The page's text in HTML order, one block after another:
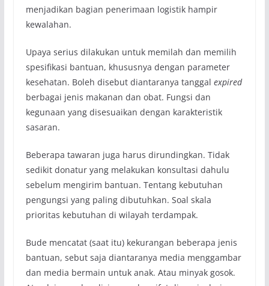
menjadikan bagian penerimaan logistik hampir
kewalahan.
Upaya serius dilakukan untuk memilah dan memilih
spesifikasi bantuan, khususnya dengan parameter
kesehatan. Boleh disebut diantaranya tanggal expired
berbagai jenis makanan dan obat. Fungsi dan
kegunaan yang disesuaikan dengan karakteristik
sasaran.
Beberapa tawaran juga harus dirundingkan. Tidak
sedikit donatur yang melakukan konsultasi dahulu
sebelum mengirim bantuan. Tentang kebutuhan
pengungsi yang paling dibutuhkan. Soal skala
prioritas kebutuhan di wilayah terdampak.
Bude mencatat (saat itu) kekurangan beberapa jenis
bantuan, sebut saja diantaranya media menggambar
dan media bermain untuk anak. Atau minyak gosok.